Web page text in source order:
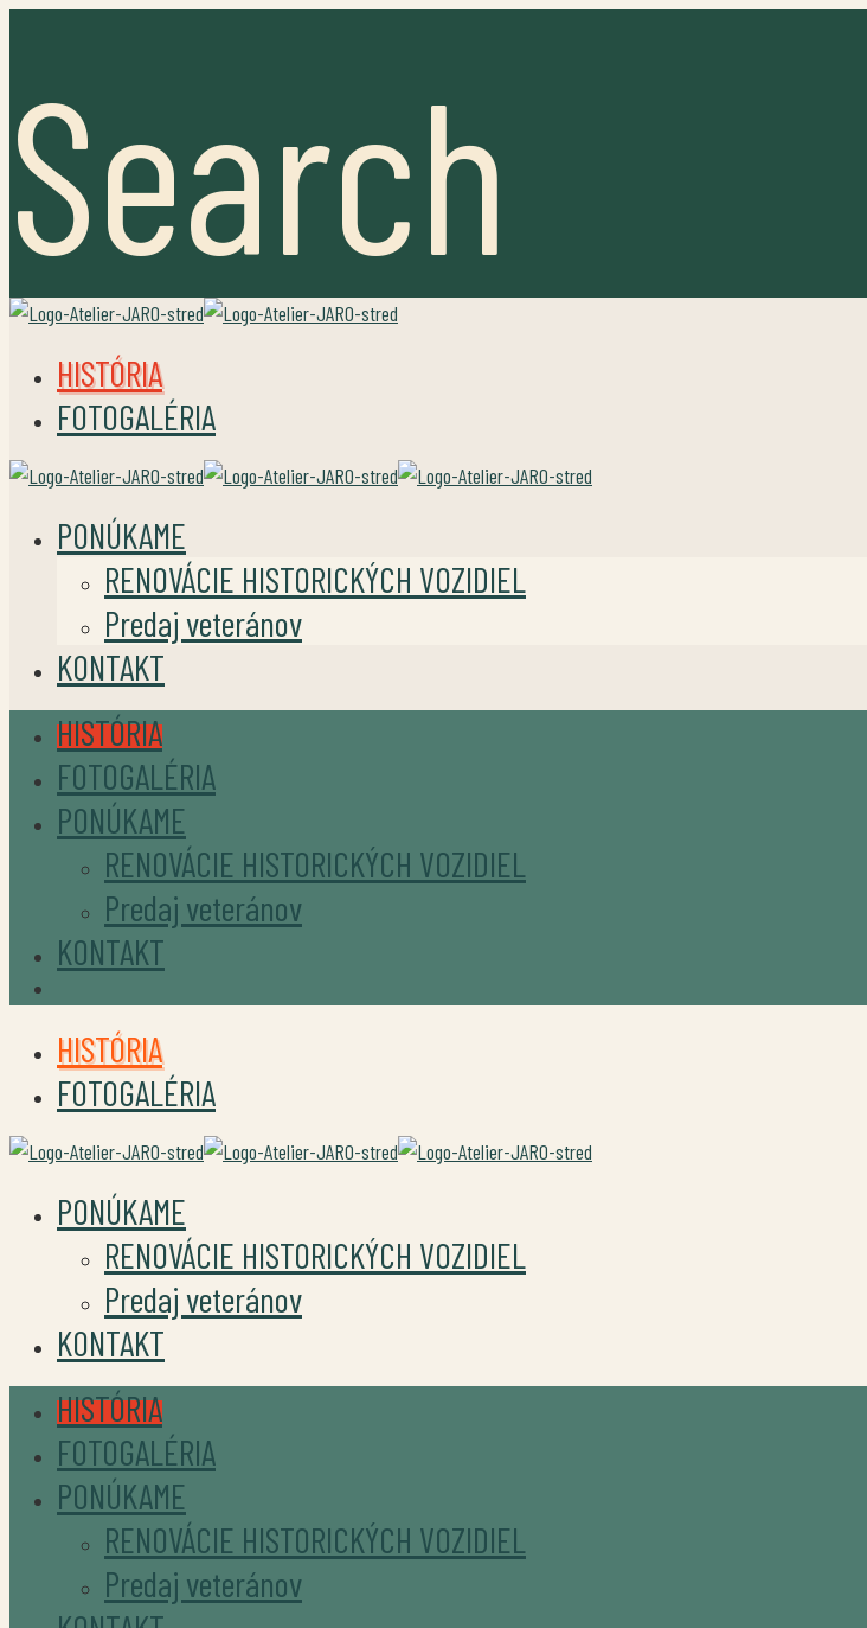
Search
HISTÓRIA
FOTOGALÉRIA
PONÚKAME
RENOVÁCIE HISTORICKÝCH VOZIDIEL
Predaj veteránov
KONTAKT
HISTÓRIA
FOTOGALÉRIA
PONÚKAME
RENOVÁCIE HISTORICKÝCH VOZIDIEL
Predaj veteránov
KONTAKT
HISTÓRIA
FOTOGALÉRIA
PONÚKAME
RENOVÁCIE HISTORICKÝCH VOZIDIEL
Predaj veteránov
KONTAKT
HISTÓRIA
FOTOGALÉRIA
PONÚKAME
RENOVÁCIE HISTORICKÝCH VOZIDIEL
Predaj veteránov